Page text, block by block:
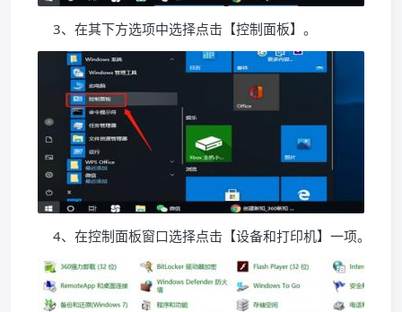
3、在其下方选项中选择点击【控制面板】。
4、在控制面板窗口选择点击【设备和打印机】一项。